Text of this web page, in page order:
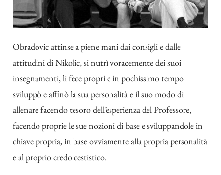
Obradovic attinse a piene mani dai consigli e dalle
attitudini di Nikolic, si nutrì voracemente dei suoi
insegnamenti, li fece propri e in pochissimo tempo
sviluppò e affinò la sua personalità e il suo modo di
allenare facendo tesoro dell’esperienza del Professore,
facendo proprie le sue nozioni di base e sviluppandole in
chiave propria, in base ovviamente alla propria personalità
e al proprio credo cestistico.